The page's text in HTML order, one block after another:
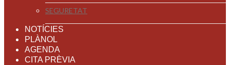
SEGURETAT
NOTÍCIES
PLÀNOL
AGENDA
CITA PRÈVIA